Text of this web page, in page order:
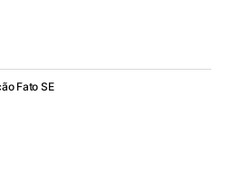
Fato SE